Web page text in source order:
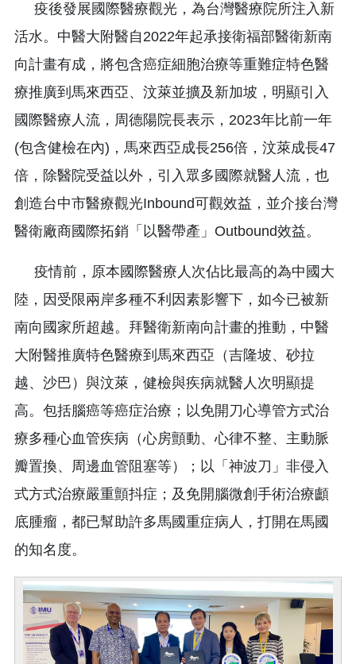
疫後發展國際醫療觀光，為台灣醫療院所注入新
活水。中醫大附醫自2022年起承接衛福部醫衛新南
向計畫有成，將包含癌症細胞治療等重難症特色醫
療推廣到馬來西亞、汶萊並擴及新加坡，明顯引入
國際醫療人流，周德陽院長表示，2023年比前一年
(包含健檢在內)，馬來西亞成長256倍，汶萊成長47
倍，除醫院受益以外，引入眾多國際就醫人流，也
創造台中市醫療觀光Inbound可觀效益，並介接台灣
醫衛廠商國際拓銷「以醫帶產」Outbound效益。
疫情前，原本國際醫療人次佔比最高的為中國大
陸，因受限兩岸多種不利因素影響下，如今已被新
南向國家所超越。拜醫衛新南向計畫的推動，中醫
大附醫推廣特色醫療到馬來西亞（吉隆坡、砂拉
越、沙巴）與汶萊，健檢與疾病就醫人次明顯提
高。包括腦癌等癌症治療；以免開刀心導管方式治
療多種心血管疾病（心房顫動、心律不整、主動脈
瓣置換、周邊血管阻塞等）；以「神波刀」非侵入
式方式治療嚴重顫抖症；及免開腦微創手術治療顱
底腫瘤，都已幫助許多馬國重症病人，打開在馬國
的知名度。